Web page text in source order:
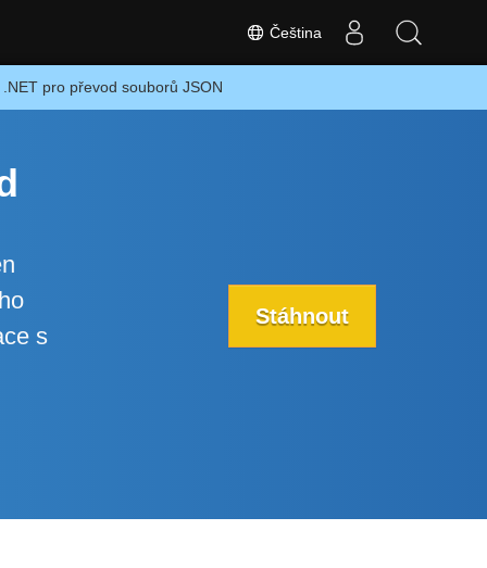
Čeština
pro převod souborů JSON
s
Stáhnout